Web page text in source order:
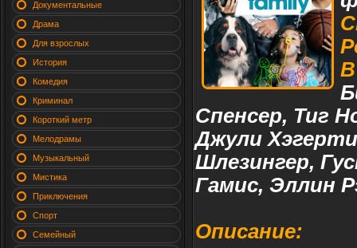
Документальные
Драма
Для взрослых
История
Комедия
Криминал
Короткий метр
Мелодрамы
Музыкальный
Мистика
Приключения
Спорт
Семейный
В
Спенсер, Тиг
Джули
Шлезингер,
Гамис, Эллин
Описание: